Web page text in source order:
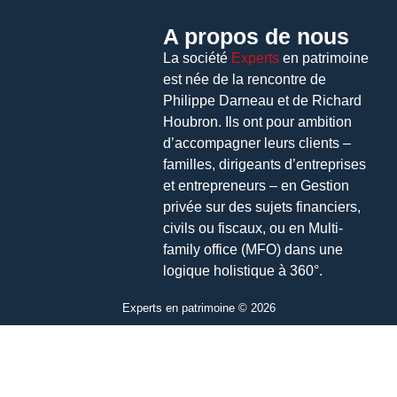
A propos de nous
La société Expertsen patrimoine
est née de la rencontre de
Philippe Darneau et de Richard
Houbron. Ils ont pour ambition
d’accompagner leurs clients –
familles, dirigeants d’entreprises
et entrepreneurs – en Gestion
privée sur des sujets financiers,
civils ou fiscaux, ou en Multi-
family office (MFO) dans une
logique holistique à 360°.
Experts en patrimoine © 2026